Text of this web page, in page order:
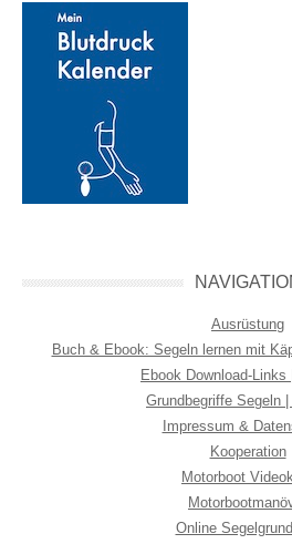
Ausrüstung
Buch & Ebook: Segeln lernen mit
Ebook Download-Links
Grundbegriffe Segeln |
Impressum &
Kooperation
Motorboot
Online